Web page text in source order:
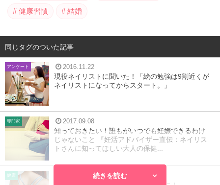
健康習慣 結婚
同じタグのついた記事
アンケート 2016.11.22
現役ネイリストに聞いた！「絵の勉強は9割近くが
ネイリストになってからスタート。」
専門家 2017.09.08
知っておきたい！誰もがいつでも妊娠できるわけ
じゃないこと 『妊活アドバイザー直伝：ネイリス
トさんに知ってほしい大人の保健...
健康 2018.10.09続きを読む